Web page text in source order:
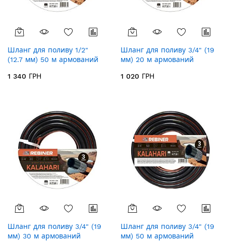
Шланг для поливу 1/2"
(12.7 мм) 50 м армований
1 340 ГРН
Шланг для поливу 3/4" (19
мм) 20 м армований
1 020 ГРН
Шланг для поливу 3/4" (19
мм) 30 м армований
Шланг для поливу 3/4" (19
мм) 50 м армований